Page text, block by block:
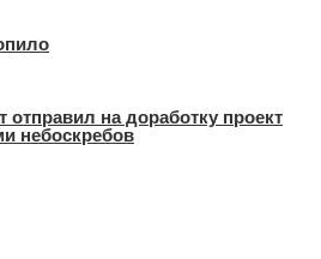
отправил на доработку проект
небоскребов